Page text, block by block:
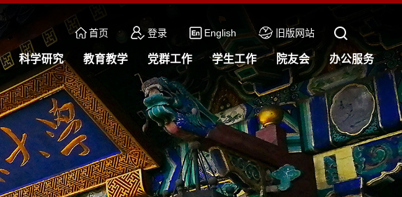
首页 登录 English 旧版网站
科学研究 教育教学 党群工作 学生工作 院友会 办公服务